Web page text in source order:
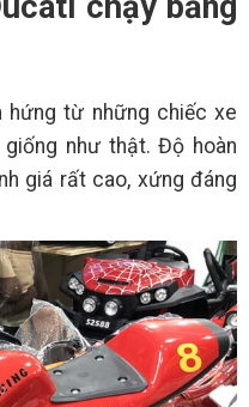
hứng từ những chiếc xe
như thật. Độ hoàn
giá rất cao, xứng đáng